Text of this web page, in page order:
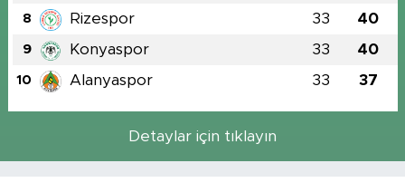
8 Rizespor 33 40
9 Konyaspor 33 40
10 Alanyaspor 33 37
Detaylar için tıklayın